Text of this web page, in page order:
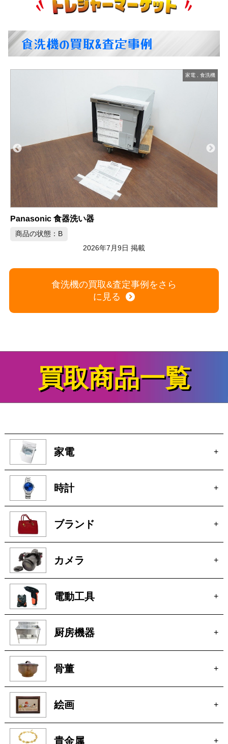
食洗機の買取&査定事例
家電 食洗機
パナソニック 電気食器洗い乾燥機
食洗機の買取&査定事例をさら
に見る
買取商品一覧
家電 +
時計 +
ブランド +
カメラ +
電動工具 +
厨房機器 +
骨董 +
絵画 +